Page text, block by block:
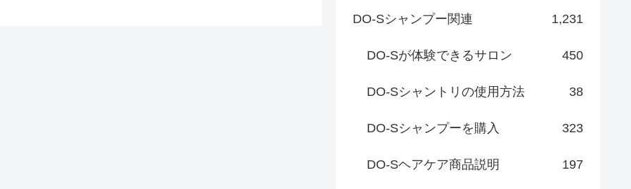
DO-Sシャンプー関連 1,231
DO-Sが体験できるサロン 450
DO-Sシャントリの使用方法 38
DO-Sシャンプーを購入 323
DO-Sヘアケア商品説明 197